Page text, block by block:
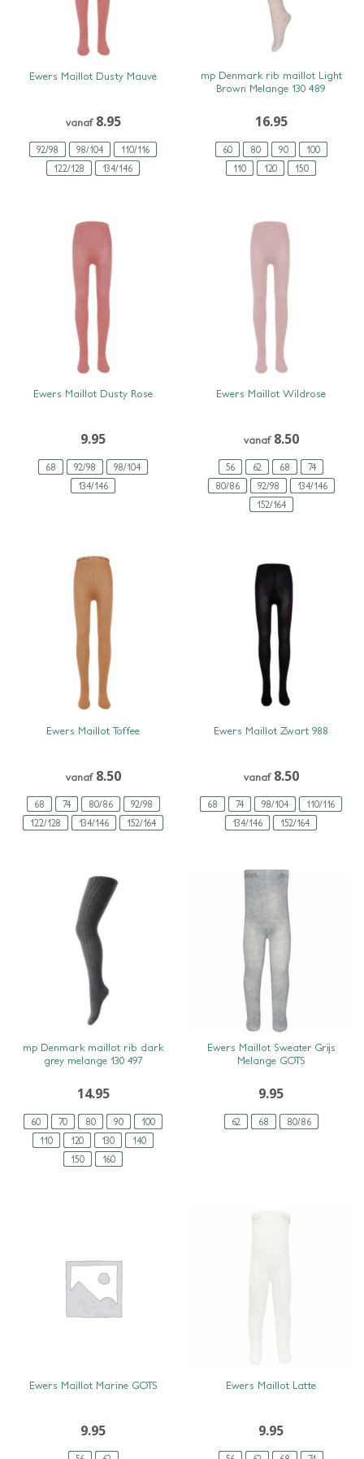
92/98 98/104
110/116
122/128
134/146
Ewers Maillot Dusty Mauve
vanaf 8.95
SNEL BEKIJKEN
60 80 90
100
110
120 150
mp Denmark rib maillot Light
Brown Melange 130 489
16.95
68 92/98
98/104
134/146
Ewers Maillot Dusty Rose
9.95
56 62 68
74
80/86
92/98
134/146
152/164
Ewers Maillot Wildrose
vanaf 8.50
68 74 80/86
92/98
122/128
134/146 152/164
Ewers Maillot Toffee
vanaf 8.50
68 74 98/104
110/116
134/146
152/164
Ewers Maillot Zwart 988
vanaf 8.50
SNEL BEKIJKEN
60 70 80 90
100
110
120 130
140
150
160
mp Denmark maillot rib dark
grey melange 130 497
14.95
SNEL BEKIJKEN
62 68 80/86
Ewers Maillot Sweater Grijs
Melange GOTS
9.95
Ewers Maillot Marine GOTS
9.95
Ewers Maillot Latte
9.95